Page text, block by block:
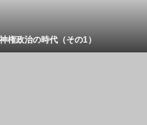
神権政治の時代（その1）